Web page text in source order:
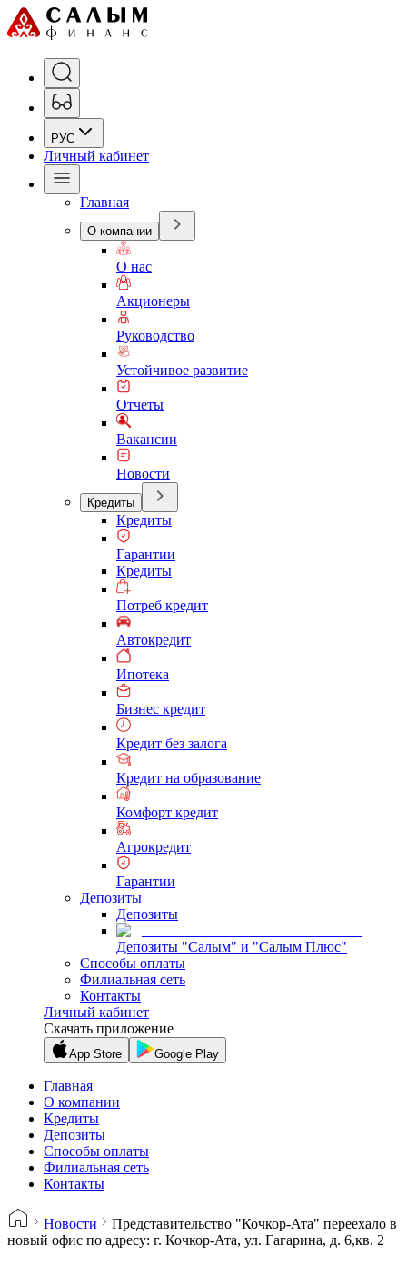
РУС
Личный кабинет
Главная
О компании
О нас
Акционеры
Руководство
Устойчивое развитие
Отчеты
Вакансии
Новости
Кредиты
Кредиты
Гарантии
Кредиты
Потреб кредит
Автокредит
Ипотека
Бизнес кредит
Кредит без залога
Кредит на образование
Комфорт кредит
Агрокредит
Гарантии
Депозиты
Депозиты
Депозиты "Салым" и "Салым Плюс"
Способы оплаты
Филиальная сеть
Контакты
Личный кабинет
Скачать приложение
App Store Google Play
Главная
О компании
Кредиты
Депозиты
Способы оплаты
Филиальная сеть
Контакты
Новости
Представительство "Кочкор-Ата" переехало в
новый офис по адресу: г. Кочкор-Ата, ул. Гагарина, д. 6,кв. 2